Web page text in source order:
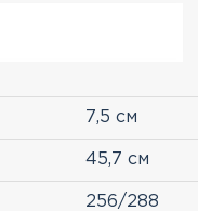
7,5 см
45,7 см
256/288